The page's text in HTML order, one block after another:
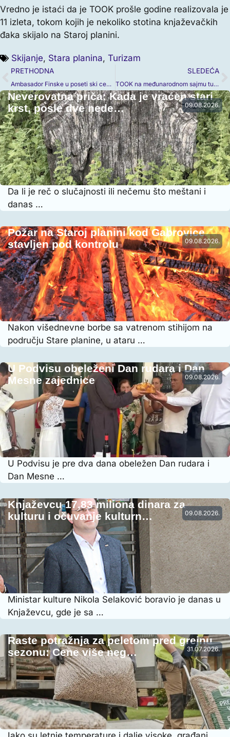
Vredno je istaći da je TOOK prošle godine realizovala je
11 izleta, tokom kojih je nekoliko stotina knjaževačkih
đaka skijalo na Staroj planini.
Skijanje, Stara planina, Turizam
PRETHODNA
Ambasador Finske u poseti ski centru Stara planina
SLEDEĆA
TOOK na međunarodnom sajmu turizma u Holandiji
09.08.2026.
Neverovatna priča: Kada je vraćen stari
krst, posle dve nede…
Da li je reč o slučajnosti ili nečemu što meštani i
danas …
09.08.2026.
Požar na Staroj planini kod Gabrovice
stavljen pod kontrolu
Nakon višednevne borbe sa vatrenom stihijom na
području Stare planine, u ataru …
09.08.2026.
U Podvisu obeleženi Dan rudara i Dan
Mesne zajednice
U Podvisu je pre dva dana obeležen Dan rudara i
Dan Mesne …
09.08.2026.
Knjaževcu 17,83 miliona dinara za
kulturu i očuvanje kulturn…
Ministar kulture Nikola Selaković boravio je danas u
Knjaževcu, gde je sa …
31.07.2026.
Raste potražnja za peletom pred grejnu
sezonu: Cene više neg…